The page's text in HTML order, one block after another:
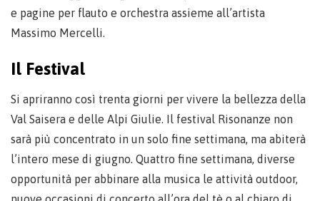
e pagine per flauto e orchestra assieme all’artista
Massimo Mercelli.
Il Festival
Si apriranno così trenta giorni per vivere la bellezza della
Val Saisera e delle Alpi Giulie. Il festival Risonanze non
sarà più concentrato in un solo fine settimana, ma abiterà
l’intero mese di giugno. Quattro fine settimana, diverse
opportunità per abbinare alla musica le attività outdoor,